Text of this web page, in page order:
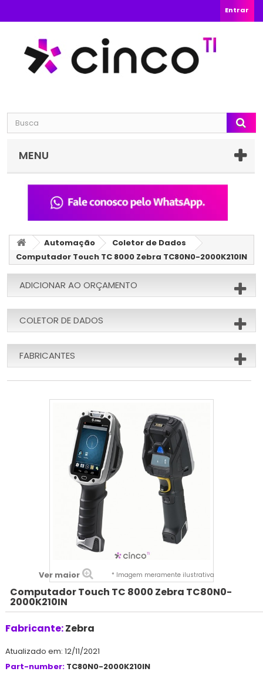
Entrar
MENU
Automação
Coletor de Dados
Computador Touch TC 8000 Zebra TC80N0-2000K210IN
ADICIONAR AO ORÇAMENTO
COLETOR DE DADOS
FABRICANTES
Ver maior * Imagem meramente ilustrativa
Computador Touch TC 8000 Zebra TC80N0-
2000K210IN
Fabricante:Zebra
Atualizado em: 12/11/2021
Part-number: TC80N0-2000K210IN